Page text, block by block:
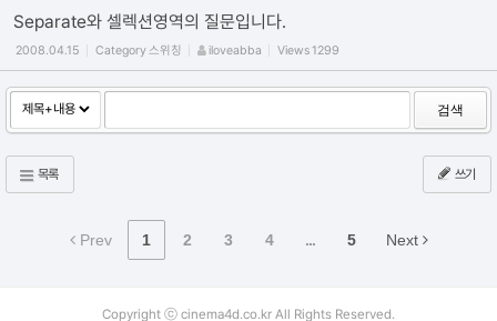
Separate와 셀렉션영역의 질문입니다.
2008.04.15 Category스위칭 iloveabba Views1299
검색
목록 쓰기
Prev 1 2 3 4 ... 5 Next
Copyright ⓒ cinema4d.co.kr All Rights Reserved.